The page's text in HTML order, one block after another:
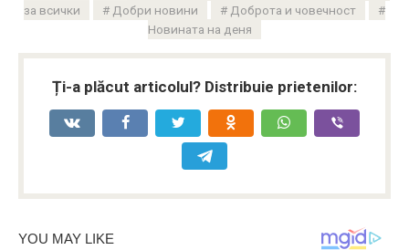
за всички
Добри новини
Доброта и човечност
Новината на деня
Ți-a plăcut articolul? Distribuie prietenilor: